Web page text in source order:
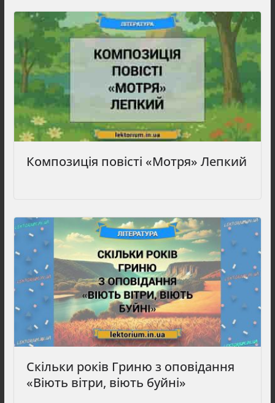
Композиція повісті «Мотря» Лепкий
Скільки років Гриню з оповідання
«Віють вітри, віють буйні»